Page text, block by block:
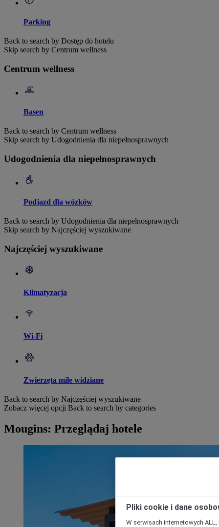
Parking
Back to search by Dostęp do hotelu
Skip search by Centrum wellness
Centrum wellness
Basen
Back to search by Centrum wellness
Skip search by Udogodnienia dla niepełnosprawnych
Udogodnienia dla niepełnosprawnych
Podjazd dla wózków
Back to search by Udogodnienia dla niepełnosprawnych
Skip search by Najczęściej wyszukiwane
Najczęściej wyszukiwane
Klimatyzacja
Wi-Fi
Zwierzęta mile widziane
Back to search by Najczęściej wyszukiwane
Zobacz więcej opcji Back to search by categories
Mougins: Przeglądaj hotele
Pliki cookie i dane
W serwisach internetowych